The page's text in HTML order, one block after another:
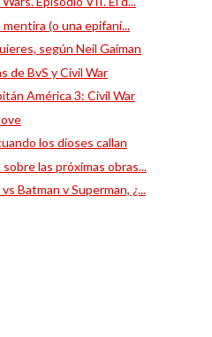
(o una epifaní...
según Neil Gaiman
de BvS y Civil War
América 3: Civil War
los dioses callan
las próximas obras...
Batman v Superman, ¿...